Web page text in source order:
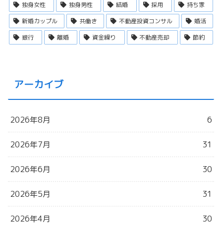
独身女性
独身男性 結婚 採用
持ち家
新婚カップル
共働き 不動産投資コンサル
婚活
銀行
離婚 資金繰り 不動産売却 節約
アーカイブ
2026年8月 6
2026年7月 31
2026年6月 30
2026年5月 31
2026年4月 30